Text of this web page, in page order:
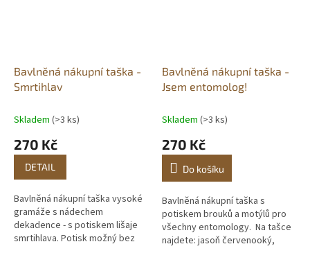
Bavlněná nákupní taška -
Smrtihlav
Skladem (>3 ks)
270 Kč
DETAIL
Bavlněná nákupní taška vysoké
gramáže s nádechem
dekadence - s potiskem lišaje
smrtihlava. Potisk možný bez
Bavlněná nákupní taška -
Jsem entomolog!
Skladem (>3 ks)
270 Kč
Do košíku
Bavlněná nákupní taška s
potiskem brouků a motýlů pro
všechny entomology. Na tašce
najdete: jasoň červenooký,